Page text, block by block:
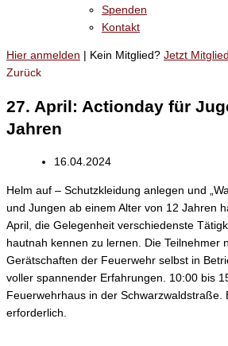
Spenden
Kontakt
Hier anmelden | Kein Mitglied? Jetzt
Zurück
27. April: Actionday für
Jahren
16.04.2024
Helm auf – Schutzkleidung anlegen und
und Jungen ab einem Alter von 12 Jahren
April, die Gelegenheit verschiedenste
hautnah kennen zu lernen. Die Teilnehmer
Gerätschaften der Feuerwehr selbst in
voller spannender Erfahrungen. 10:00 bis
Feuerwehrhaus in der Schwarzwaldstraße.
erforderlich.